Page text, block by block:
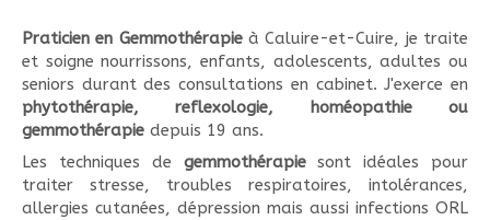
Praticien en Gemmothérapieà Caluire-et-Cuire, je traite
et soigne nourrissons, enfants, adolescents, adultes ou
seniors durant des consultations en cabinet. J'exerce en
phytothérapie, reflexologie, homéopathie ou
gemmothérapie depuis 19 ans.
Les techniques de gemmothérapiesont idéales pour
traiter stresse, troubles respiratoires, intolérances,
allergies cutanées, dépression mais aussi infections ORL